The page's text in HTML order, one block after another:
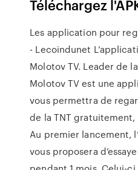
Téléchargez
Les application pour
- Lecoindunet
Molotov TV. Leader de
Molotov TV est une
vous permettra de
de la TNT
Au premier lancement,
vous proposera